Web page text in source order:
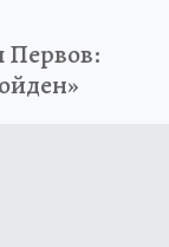
Первов: